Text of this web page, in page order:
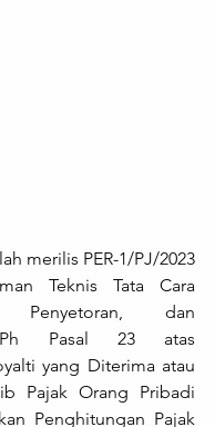
merilis PER-1/PJ/2023
Teknis Tata Cara
Penyetoran, dan
Pasal 23 atas
yang Diterima atau
Pajak Orang Pribadi
Penghitungan Pajak